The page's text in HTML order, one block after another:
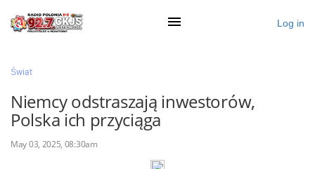
Ogłoś się
Działy
Log in
Świat
Niemcy odstraszają inwestorów,
Polska ich przyciąga
May 03, 2025, 08:30am